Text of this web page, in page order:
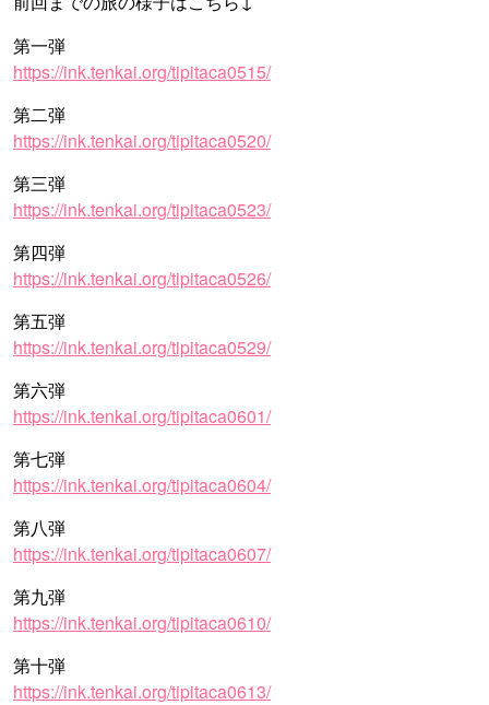
第一弾
https://ink.tenkai.org/tipitaca0515/
第二弾
https://ink.tenkai.org/tipitaca0520/
第三弾
https://ink.tenkai.org/tipitaca0523/
第四弾
https://ink.tenkai.org/tipitaca0526/
第五弾
https://ink.tenkai.org/tipitaca0529/
第六弾
https://ink.tenkai.org/tipitaca0601/
第七弾
https://ink.tenkai.org/tipitaca0604/
第八弾
https://ink.tenkai.org/tipitaca0607/
第九弾
https://ink.tenkai.org/tipitaca0610/
第十弾
https://ink.tenkai.org/tipitaca0613/